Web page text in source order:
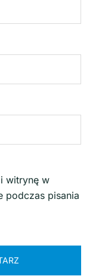
witrynę w
podczas pisania